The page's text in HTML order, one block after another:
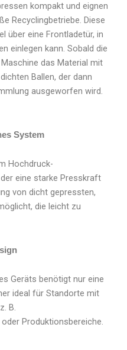
kompakt und eignen
Recyclingbetriebe. Diese
über eine Frontladetür, in
einlegen kann. Sobald die
das Material mit
Ballen, der dann
ausgeworfen wird.
System
Hochdruck-
eine starke Presskraft
von dicht gepressten,
die leicht zu
Geräts benötigt nur eine
ideal für Standorte mit
B.
Produktionsbereiche.